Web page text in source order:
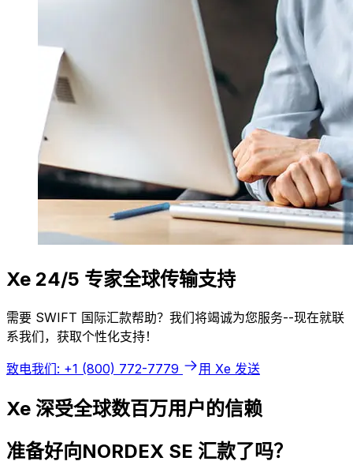
Xe 24/5 专家全球传输支持
需要 SWIFT 国际汇款帮助？我们将竭诚为您服务--现在就联
系我们，获取个性化支持！
致电我们: +1 (800) 772-7779 用 Xe 发送
Xe 深受全球数百万用户的信赖
准备好向NORDEX SE 汇款了吗？